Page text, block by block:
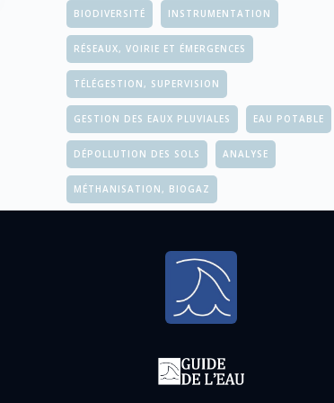
BIODIVERSITÉ INSTRUMENTATION
RÉSEAUX, VOIRIE ET ÉMERGENCES
TÉLÉGESTION, SUPERVISION
GESTION DES EAUX PLUVIALES EAU POTABLE
DÉPOLLUTION DES SOLS ANALYSE
MÉTHANISATION, BIOGAZ